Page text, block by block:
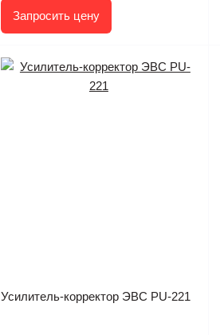
Запросить цену
Усилитель-корректор ЭВС PU-221